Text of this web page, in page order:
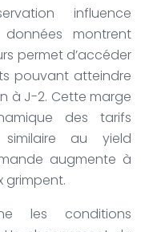
influence
montrent
permet d’accéder
pouvant atteindre
à J-2. Cette marge
des tarifs
au yield
augmente à
grimpent.
les conditions